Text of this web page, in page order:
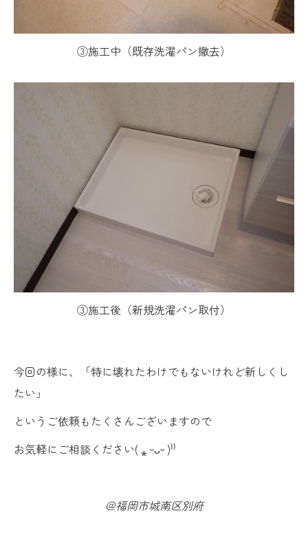
③施工中（既存洗濯パン撤去）
③施工後（新規洗濯パン取付）
今回の様に、「特に壊れたわけでもないけれど新しくし
たい」
というご依頼もたくさんございますので
お気軽にご相談ください( ⁎ ᵕᴗᵕ )⁾⁾
＠福岡市城南区別府